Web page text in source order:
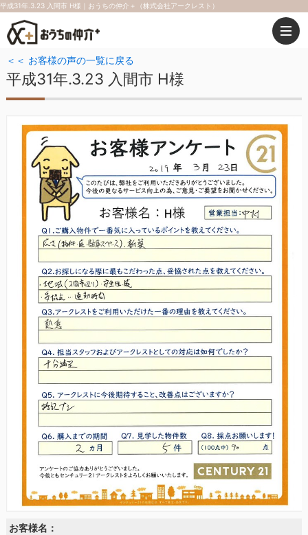
平成31年.3.23 入間市 H様｜おうちの仲介＋（株式会社アークレスト）
＜＜ お客様の声の一覧に戻る
平成31年.3.23 入間市 H様
お客様名：